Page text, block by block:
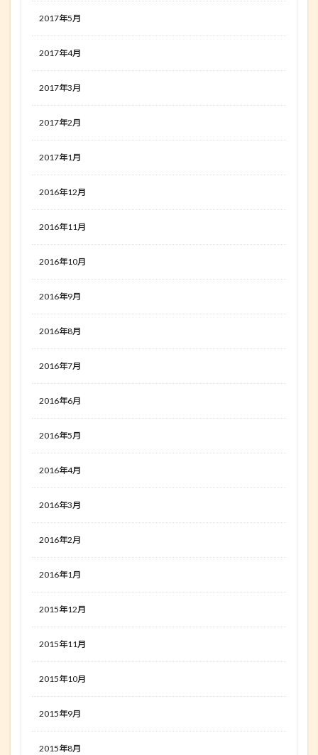
2017年5月
2017年4月
2017年3月
2017年2月
2017年1月
2016年12月
2016年11月
2016年10月
2016年9月
2016年8月
2016年7月
2016年6月
2016年5月
2016年4月
2016年3月
2016年2月
2016年1月
2015年12月
2015年11月
2015年10月
2015年9月
2015年8月